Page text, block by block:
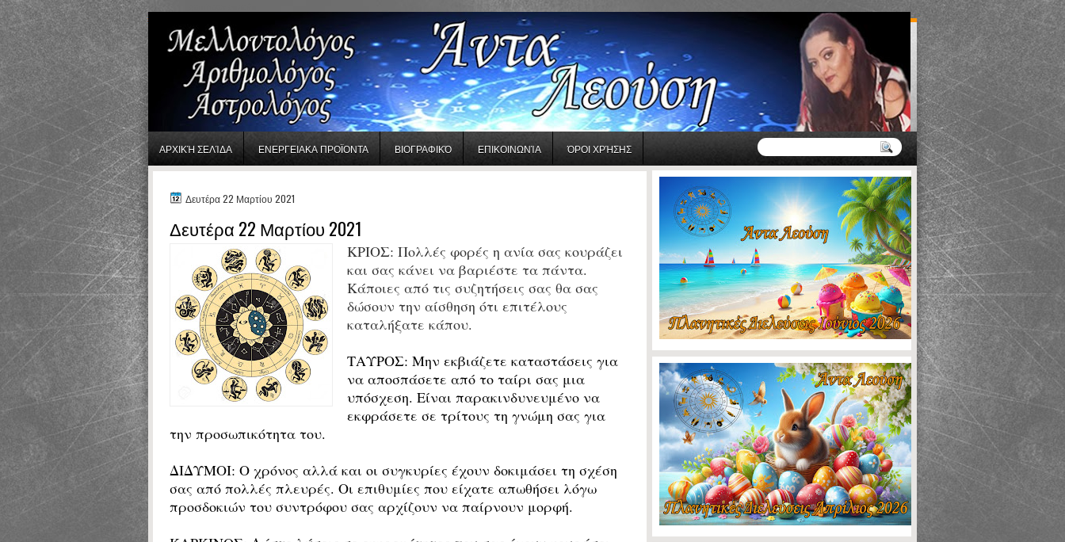
ΑΡΧΙΚΉ ΣΕΛΊΔΑ ΕΝΕΡΓΕΙΑΚΑ ΠΡΟΪΟΝΤΑ ΒΙΟΓΡΑΦΙΚΌ ΕΠΙΚΟΙΝΩΝΊΑ ΌΡΟΙ ΧΡΉΣΗΣ
Δευτέρα 22 Μαρτίου 2021
Δευτέρα 22 Μαρτίου 2021
ΚΡΙΟΣ: Πολλές φορές η ανία σας κουράζει
και σας κάνει να βαριέστε τα πάντα.
Κάποιες από τις συζητήσεις σας θα σας
δώσουν την αίσθηση ότι επιτέλους
καταλήξατε κάπου.
ΤΑΥΡΟΣ: Μην εκβιάζετε καταστάσεις για
να αποσπάσετε από το ταίρι σας μια
υπόσχεση. Είναι παρακινδυνευμένο να
εκφράσετε σε τρίτους τη γνώμη σας για
την προσωπικότητα του.
ΔΙΔΥΜΟΙ: Ο χρόνος αλλά και οι συγκυρίες έχουν δοκιμάσει τη σχέση
σας από πολλές πλευρές. Οι επιθυμίες που είχατε απωθήσει λόγω
προσδοκιών του συντρόφου σας αρχίζουν να παίρνουν μορφή.